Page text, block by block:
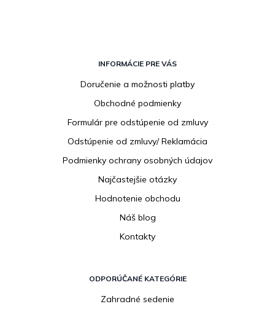
INFORMÁCIE PRE VÁS
Doručenie a možnosti platby
Obchodné podmienky
Formulár pre odstúpenie od zmluvy
Odstúpenie od zmluvy/ Reklamácia
Podmienky ochrany osobných údajov
Najčastejšie otázky
Hodnotenie obchodu
Náš blog
Kontakty
ODPORÚČANÉ KATEGÓRIE
Zahradné sedenie